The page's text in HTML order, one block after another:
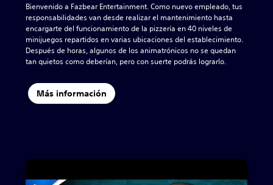
Bienvenido a Fazbear Entertainment. Como nuevo empleado, tus
responsabilidades van desde realizar el mantenimiento hasta
encargarte del funcionamiento de la pizzería en 40 niveles de
minijuegos repartidos en varias ubicaciones del establecimiento.
Después de horas, algunos de los animatrónicos no se quedan
tan quietos como deberían, pero con suerte podrás lograrlo.
Más información